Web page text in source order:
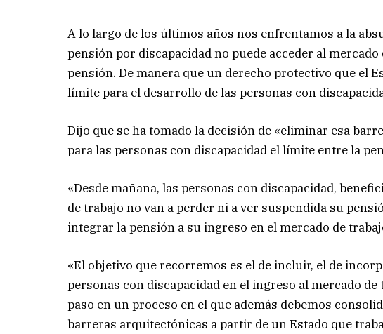
A lo largo de los últimos años nos enfrentamos a la
pensión por discapacidad no puede acceder al
pensión. De manera que un derecho protectivo que el
límite para el desarrollo de las personas con
Dijo que se ha tomado la decisión de «eliminar esa
para las personas con discapacidad el límite entre la
«Desde mañana, las personas con discapacidad,
de trabajo no van a perder ni a ver suspendida su
integrar la pensión a su ingreso en el mercado de
«El objetivo que recorremos es el de incluir, el de
personas con discapacidad en el ingreso al mercado
paso en un proceso en el que además debemos
barreras arquitectónicas a partir de un Estado que